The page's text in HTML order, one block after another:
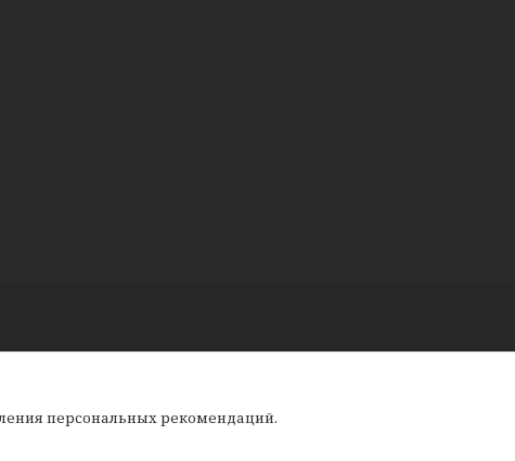
персональных рекомендаций.